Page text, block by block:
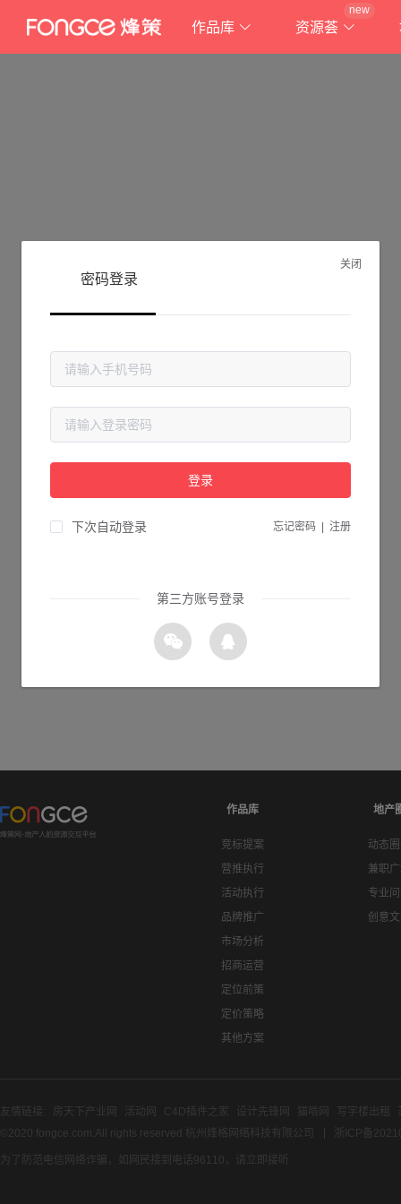
作品库 资源荟
new
抱歉!
请检查您输入的网址是否正确，或点击下面的按钮返回首页。
作品库
竞标提案
营推执行
活动执行
品牌推广
市场分析
招商运营
定位前策
定价策略
其他方案
地产
动态
兼职
专业
创意
友情链接: 房天下产业网 活动网 C4D插件之家 设计先锋网 猫啃网 写字楼出租
©2020 fongce.com.All rights reserved 杭州烽格网络科技有限公司
浙ICP备
为了防范电信网络诈骗，如网民接到电话96110，请立即接听
关闭
密码登录
登录
下次自动登录 忘记密码 注册
第三方账号登录